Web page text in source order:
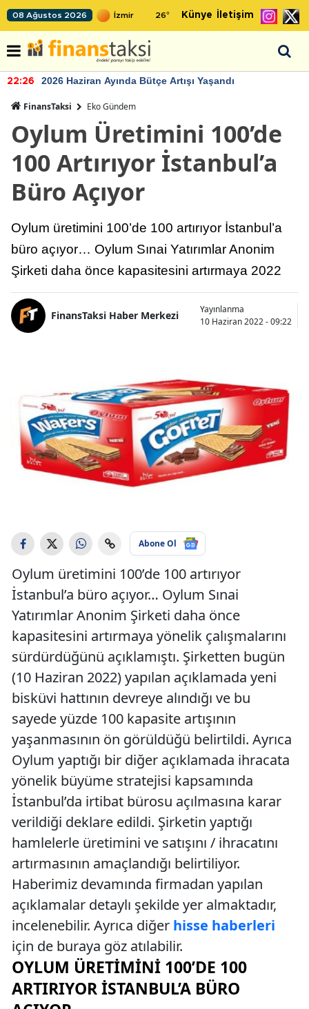
08 Ağustos 2026 26° Künye İletişim
22:26 2026 Haziran Ayında Bütçe Artışı Yaşandı
FinansTaksi Eko Gündem
Oylum Üretimini 100’de
100 Artırıyor İstanbul’a
Büro Açıyor
Oylum üretimini 100’de 100 artırıyor İstanbul’a
büro açıyor… Oylum Sınai Yatırımlar Anonim
Şirketi daha önce kapasitesini artırmaya 2022
FinansTaksi Haber Merkezi
Yayınlanma
10 Haziran 2022 - 09:22
Abone Ol
Oylum üretimini 100’de 100 artırıyor
İstanbul’a büro açıyor… Oylum Sınai
Yatırımlar Anonim Şirketi daha önce
kapasitesini artırmaya yönelik çalışmalarını
sürdürdüğünü açıklamıştı. Şirketten bugün
(10 Haziran 2022) yapılan açıklamada yeni
bisküvi hattının devreye alındığı ve bu
sayede yüzde 100 kapasite artışının
yaşanmasının ön görüldüğü belirtildi. Ayrıca
Oylum yaptığı bir diğer açıklamada ihracata
yönelik büyüme stratejisi kapsamında
İstanbul’da irtibat bürosu açılmasına karar
verildiği deklare edildi. Şirketin yaptığı
hamlelerle üretimini ve satışını / ihracatını
artırmasının amaçlandığı belirtiliyor.
Haberimiz devamında firmadan yapılan
açıklamalar detaylı şekilde yer almaktadır,
incelenebilir. Ayrıca diğer hisse haberleri
için de buraya göz atılabilir.
OYLUM ÜRETIMINI 100’DE 100
ARTIRIYOR İSTANBUL’A BÜRO